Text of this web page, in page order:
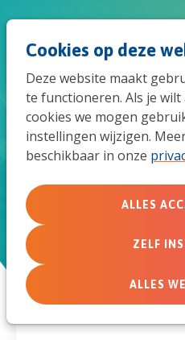
Cookies op deze
Deze website maakt
te functioneren. Als je wilt
cookies we mogen
instellingen wijzigen.
beschikbaar in onze
ALLES
ZELF
ALLES
21 oktober 2023,
De roep om te